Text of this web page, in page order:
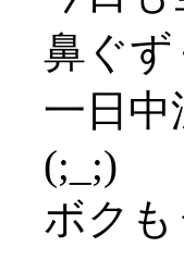
鼻ぐ
一日
(;_;)
ボク